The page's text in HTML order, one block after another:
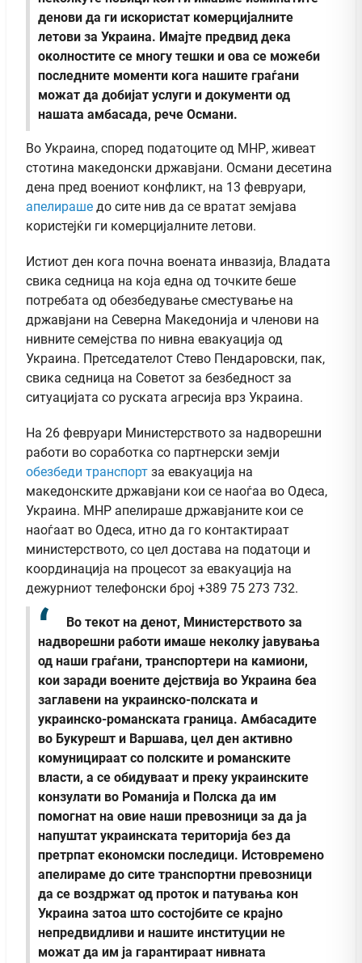
денови да ги искористат комерцијалните
летови за Украина. Имајте предвид дека
околностите се многу тешки и ова се можеби
последните моменти кога нашите граѓани
можат да добијат услуги и документи од
нашата амбасада, рече Османи.
Во Украина, според податоците од МНР, живеат
стотина македонски државјани. Османи десетина
дена пред воениот конфликт, на 13 февруари,
апелираше до сите нив да се вратат земјава
користејќи ги комерцијалните летови.
Истиот ден кога почна воената инвазија, Владата
свика седница на која една од точките беше
потребата од обезбедување сместување на
државјани на Северна Македонија и членови на
нивните семејства по нивна евакуација од
Украина. Претседателот Стево Пендаровски, пак,
свика седница на Советот за безбедност за
ситуацијата со руската агресија врз Украина.
На 26 февруари Министерството за надворешни
работи во соработка со партнерски земји
обезбеди транспорт за евакуација на
македонските државјани кои се наоѓаа во Одеса,
Украина. МНР апелираше државјаните кои се
наоѓаат во Одеса, итно да го контактираат
министерството, со цел достава на податоци и
координација на процесот за евакуација на
дежурниот телефонски број +389 75 273 732.
Во текот на денот, Министерството за
надворешни работи имаше неколку јавувања
од наши граѓани, транспортери на камиони,
кои заради воените дејствија во Украина беа
заглавени на украинско-полската и
украинско-романската граница. Амбасадите
во Букурешт и Варшава, цел ден активно
комуницираат со полските и романските
власти, а се обидуваат и преку украинските
конзулати во Романија и Полска да им
помогнат на овие наши превозници за да ја
напуштат украинската територија без да
претрпат економски последици. Истовремено
апелираме до сите транспортни превозници
да се воздржат од проток и патувања кон
Украина затоа што состојбите се крајно
непредвидливи и нашите институции не
можат да им ја гарантираат нивната